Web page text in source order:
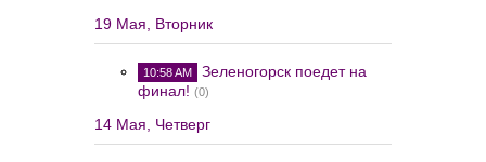
19 Мая, Вторник
10:58 AM
Зеленогорск поедет на
финал! (0)
14 Мая, Четверг